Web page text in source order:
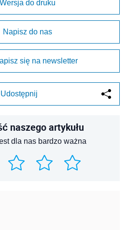
Wersja do druku
Napisz do nas
się na newsletter
Udostępnij
naszego artykułu
dla nas bardzo ważna